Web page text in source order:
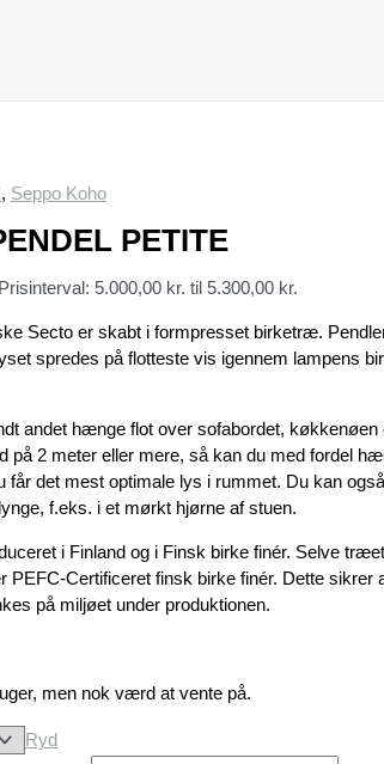
, Seppo Koho
PETITE
Prisinterval: 5.000,00 kr. til 5.300,00 kr.
Secto er skabt i formpresset birketræ.
spredes på flotteste vis igennem lampens
andet hænge flot over sofabordet, køkkenøen
på 2 meter eller mere, så kan du med fordel
får det mest optimale lys i rummet. Du kan
f.eks. i et mørkt hjørne af stuen.
i Finland og i Finsk birke finér. Selve
PEFC-Certificeret finsk birke finér. Dette sikrer
på miljøet under produktionen.
men nok værd at vente på.
Ryd